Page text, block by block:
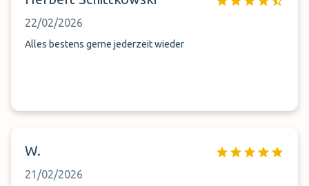
22/02/2026
Alles bestens gerne jederzeit wieder
W.
21/02/2026